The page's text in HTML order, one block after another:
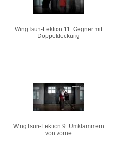
WingTsun-Lektion 11: Gegner mit
Doppeldeckung
WingTsun-Lektion 9: Umklammern
von vorne